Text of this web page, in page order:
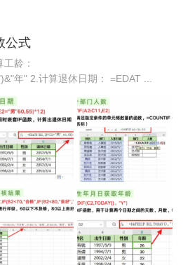
公式
龄：
年" 2.计算退休日期： =EDAT ...